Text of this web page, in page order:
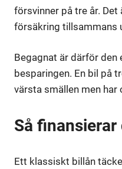
försvinner på tre år.
försäkring tillsammans
Begagnat är därför
besparingen. En bil på
värsta smällen men har
Så
Ett klassiskt billån